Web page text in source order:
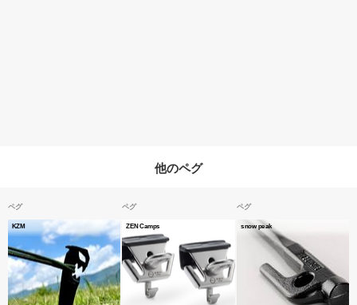
他のペグ
ペグ
KZM
ペグ
ZEN Camps
ペグ
snow peak